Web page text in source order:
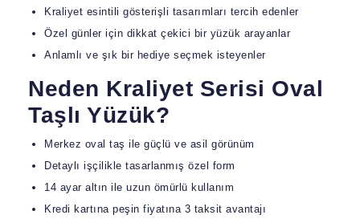
Kraliyet esintili gösterişli tasarımları tercih edenler
Özel günler için dikkat çekici bir yüzük arayanlar
Anlamlı ve şık bir hediye seçmek isteyenler
Neden Kraliyet Serisi Oval
Taşlı Yüzük?
Merkez oval taş ile güçlü ve asil görünüm
Detaylı işçilikle tasarlanmış özel form
14 ayar altın ile uzun ömürlü kullanım
Kredi kartına peşin fiyatına 3 taksit avantajı